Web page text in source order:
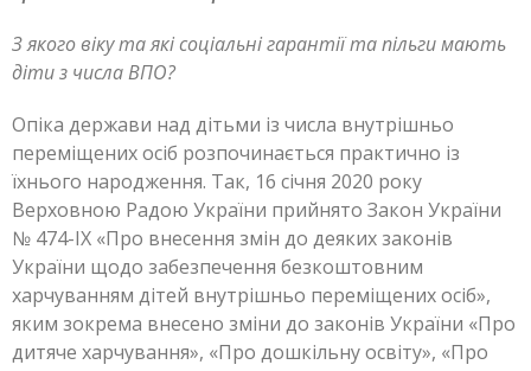
З якого віку та які соціальні гарантії та пільги мають
діти з числа ВПО?
Опіка держави над дітьми із числа внутрішньо
переміщених осіб розпочинається практично із
їхнього народження. Так, 16 січня 2020 року
Верховною Радою України прийнято Закон України
№ 474-IX «Про внесення змін до деяких законів
України щодо забезпечення безкоштовним
харчуванням дітей внутрішньо переміщених осіб»,
яким зокрема внесено зміни до законів України «Про
дитяче харчування», «Про дошкільну освіту», «Про